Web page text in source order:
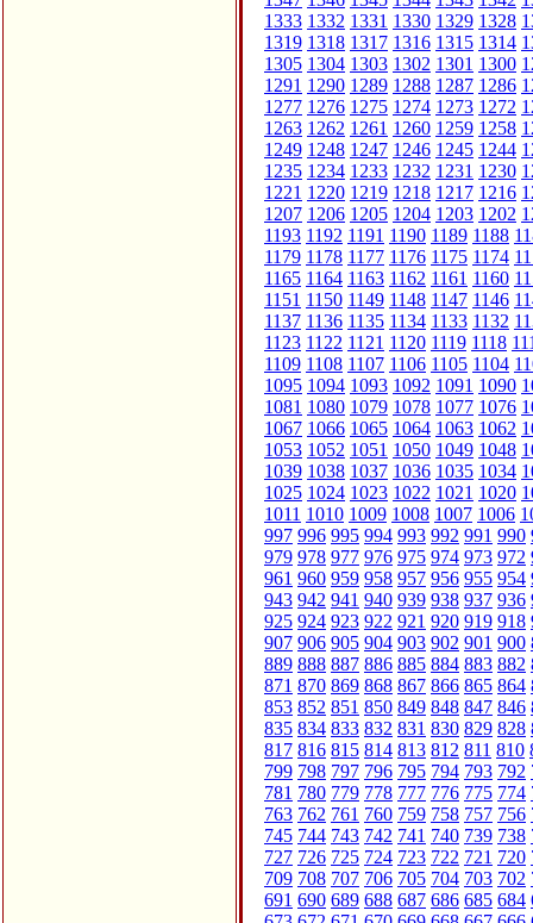
1333 1332 1331 1330 1329 1328
1319 1318 1317 1316 1315 1314
1305 1304 1303 1302 1301 1300
1291 1290 1289 1288 1287 1286
1277 1276 1275 1274 1273 1272
1263 1262 1261 1260 1259 1258
1249 1248 1247 1246 1245 1244
1235 1234 1233 1232 1231 1230
1221 1220 1219 1218 1217 1216
1207 1206 1205 1204 1203 1202
1193 1192 1191 1190 1189 1188
1179 1178 1177 1176 1175 1174
1165 1164 1163 1162 1161 1160
1151 1150 1149 1148 1147 1146
1137 1136 1135 1134 1133 1132
1123 1122 1121 1120 1119 1118
1109 1108 1107 1106 1105 1104
1095 1094 1093 1092 1091 1090
1081 1080 1079 1078 1077 1076
1067 1066 1065 1064 1063 1062
1053 1052 1051 1050 1049 1048
1039 1038 1037 1036 1035 1034
1025 1024 1023 1022 1021 1020
1011 1010 1009 1008 1007 1006
997 996 995 994 993 992 991 990
979 978 977 976 975 974 973 972
961 960 959 958 957 956 955 954
943 942 941 940 939 938 937 936
925 924 923 922 921 920 919 918
907 906 905 904 903 902 901 900
889 888 887 886 885 884 883 882
871 870 869 868 867 866 865 864
853 852 851 850 849 848 847 846
835 834 833 832 831 830 829 828
817 816 815 814 813 812 811 810
799 798 797 796 795 794 793 792
781 780 779 778 777 776 775 774
763 762 761 760 759 758 757 756
745 744 743 742 741 740 739 738
727 726 725 724 723 722 721 720
709 708 707 706 705 704 703 702
691 690 689 688 687 686 685 684